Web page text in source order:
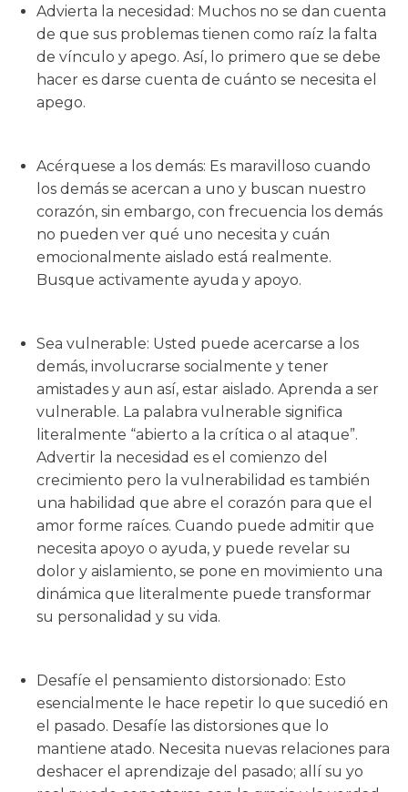
Advierta la necesidad: Muchos no se dan cuenta
de que sus problemas tienen como raíz la falta
de vínculo y apego. Así, lo primero que se debe
hacer es darse cuenta de cuánto se necesita el
apego.
Acérquese a los demás: Es maravilloso cuando
los demás se acercan a uno y buscan nuestro
corazón, sin embargo, con frecuencia los demás
no pueden ver qué uno necesita y cuán
emocionalmente aislado está realmente.
Busque activamente ayuda y apoyo.
Sea vulnerable: Usted puede acercarse a los
demás, involucrarse socialmente y tener
amistades y aun así, estar aislado. Aprenda a ser
vulnerable. La palabra vulnerable significa
literalmente “abierto a la crítica o al ataque”.
Advertir la necesidad es el comienzo del
crecimiento pero la vulnerabilidad es también
una habilidad que abre el corazón para que el
amor forme raíces. Cuando puede admitir que
necesita apoyo o ayuda, y puede revelar su
dolor y aislamiento, se pone en movimiento una
dinámica que literalmente puede transformar
su personalidad y su vida.
Desafíe el pensamiento distorsionado: Esto
esencialmente le hace repetir lo que sucedió en
el pasado. Desafíe las distorsiones que lo
mantiene atado. Necesita nuevas relaciones para
deshacer el aprendizaje del pasado; allí su yo